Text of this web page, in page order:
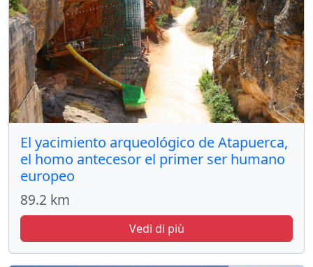
El yacimiento arqueológico de Atapuerca,
el homo antecesor el primer ser humano
europeo
89.2 km
Vedi di più